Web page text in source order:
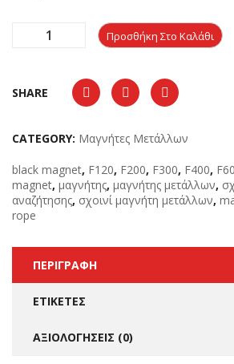
Προσθήκη Στο Καλάθι
SHARE
CATEGORY: Μαγνήτες Μετάλλων
black magnet, F120, F200, F300, F400,
magnet, μαγνήτης, μαγνήτης μετάλλων,
αναζήτησης, σχοινί μαγνήτη μετάλλων,
rope
ΠΕΡΙΓΡΑΦΉ
ΕΤΙΚΈΤΕΣ
ΑΞΙΟΛΟΓΉΣΕΙΣ (0)